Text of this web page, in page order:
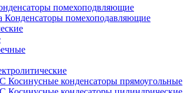
помехоподвляющие
Конденсаторы помехоподавляющие
Косинусные конденсаторы прямоугольные